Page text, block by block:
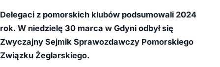
Delegaci z pomorskich klubów podsumowali 2024
rok. W niedzielę 30 marca w Gdyni odbył się
Zwyczajny Sejmik Sprawozdawczy Pomorskiego
Związku Żeglarskiego.